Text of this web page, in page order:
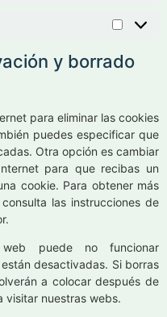
y borrado
para eliminar las cookies
puedes especificar que
Otra opción es cambiar
para que recibas un
cookie. Para obtener más
las instrucciones de
puede no funcionar
desactivadas. Si borras
a colocar después de
visitar nuestras webs.